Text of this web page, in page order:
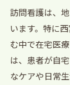
を解説
訪問
西宮
訪問
西宮
訪問看護は、
います。特に
む中で在宅医
は、患者が自
なケアや日常